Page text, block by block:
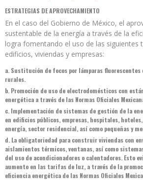
ESTRATEGIAS DE APROVECHAMIENTO
En el caso del Gobierno de México, el
sustentable de la energía a través de la
logra fomentando el uso de las siguientes
edificios, viviendas y empresas:
a. Sustitución de focos por lámparas fluorescentes
rurales.
b. Promoción de uso de electrodomésticos con
energética a través de las Normas Oficiales
c. Implementación de sistemas de gestión de la
en edificios públicos, empresas, hospitales,
energía, sector residencial, así como pequeñas y
d. La obligatoriedad para construir viviendas con
aislamientos térmicos, ventanas, así como
del uso de acondicionadores o calentadores. Esto
aumento en las tarifas de luz, a través de la
eficiencia energética de las Normas Oficiales